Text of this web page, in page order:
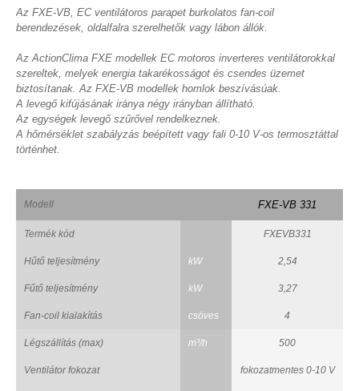
Az FXE-VB, EC ventilátoros parapet burkolatos fan-coil
berendezések, oldalfalra szerelhetők vagy lábon állók.
Az ActionClima FXE modellek EC motoros inverteres ventilátorokkal
szereltek, melyek energia takarékosságot és csendes üzemet
biztosítanak. Az FXE-VB modellek homlok beszívásúak.
A levegő kifújásának iránya négy irányban állítható.
Az egységek levegő szűrővel rendelkeznek.
A hőmérséklet szabályzás beépített vagy fali 0-10 V-os termosztáttal
történhet.
Modell FXE-VB 331
Termék kód FXEVB331
Hűtő teljesítmény kW 2,54
Fűtő teljesítmény kW 3,27
Fan-coil kialakítás csöves 4
Légszállítás (max) m³/h 500
Ventilátor fokozat fokozatmentes 0-10 V